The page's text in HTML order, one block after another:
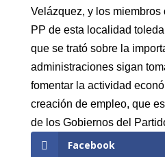
Velázquez, y los miembros
PP de esta localidad
que se trató sobre la
administraciones sigan
fomentar la actividad
creación de empleo, que
de los Gobiernos del
Facebook